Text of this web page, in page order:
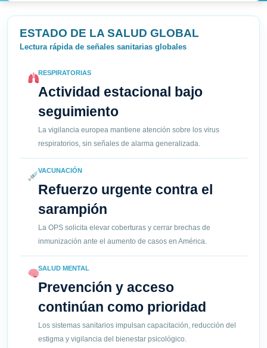
ESTADO DE LA SALUD GLOBAL
Lectura rápida de señales sanitarias globales
RESPIRATORIAS
Actividad estacional bajo
seguimiento
La vigilancia europea mantiene atención sobre los virus
respiratorios, sin señales de alarma generalizada.
VACUNACIÓN
Refuerzo urgente contra el
sarampión
La OPS solicita elevar coberturas y cerrar brechas de
inmunización ante el aumento de casos en América.
SALUD MENTAL
Prevención y acceso
continúan como prioridad
Los sistemas sanitarios impulsan capacitación, reducción del
estigma y vigilancia del bienestar psicológico.